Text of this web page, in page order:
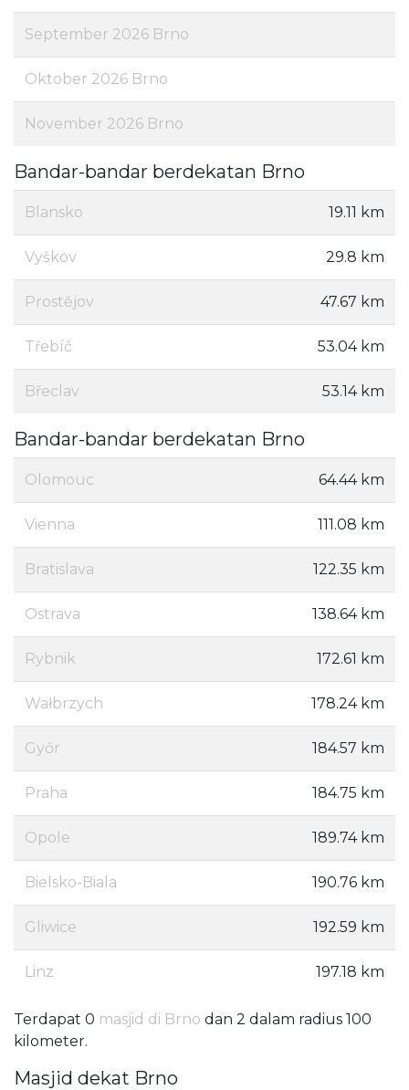
September 2026 Brno
Oktober 2026 Brno
November 2026 Brno
Bandar-bandar berdekatan Brno
Blansko 19.11 km
Vyškov 29.8 km
Prostějov 47.67 km
Třebíč 53.04 km
Břeclav 53.14 km
Bandar-bandar berdekatan Brno
Olomouc 64.44 km
Vienna 111.08 km
Bratislava 122.35 km
Ostrava 138.64 km
Rybnik 172.61 km
Wałbrzych 178.24 km
Győr 184.57 km
Praha 184.75 km
Opole 189.74 km
Bielsko-Biala 190.76 km
Gliwice 192.59 km
Linz 197.18 km
Terdapat 0 masjid di Brno dan 2 dalam radius 100
kilometer.
Masjid dekat Brno